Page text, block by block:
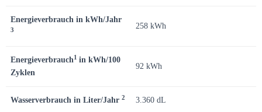
Energieverbrauch in kWh/Jahr
3 258 kWh
Energieverbrauch1 in kWh/100
Zyklen
92 kWh
Wasserverbrauch in Liter/Jahr 2 3.360 dL